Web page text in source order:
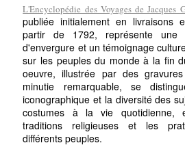
L'Encyclopédie des Voyages de Jacques
publiée initialement en livraisons
partir de 1792, représente une
d'envergure et un témoignage
sur les peuples du monde à la fin
oeuvre, illustrée par des
minutie remarquable, se
iconographique et la diversité des
costumes à la vie quotidienne,
traditions religieuses et les
différents peuples.